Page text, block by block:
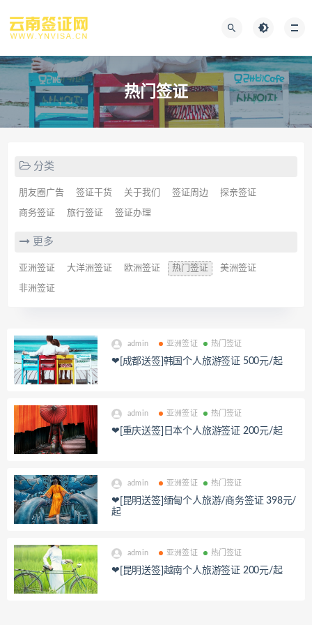
热门签证
分类
朋友圈广告 签证干货 关于我们 签证周边 探亲签证
商务签证 旅行签证 签证办理
更多
亚洲签证 大洋洲签证 欧洲签证 热门签证 美洲签证
非洲签证
admin 亚洲签证 热门签证
❤[成都送签]韩国个人旅游签证 500元/起
admin 亚洲签证 热门签证
❤[重庆送签]日本个人旅游签证 200元/起
admin 亚洲签证 热门签证
❤[昆明送签]缅甸个人旅游/商务签证 398元/
起
admin 亚洲签证 热门签证
❤[昆明送签]越南个人旅游签证 200元/起